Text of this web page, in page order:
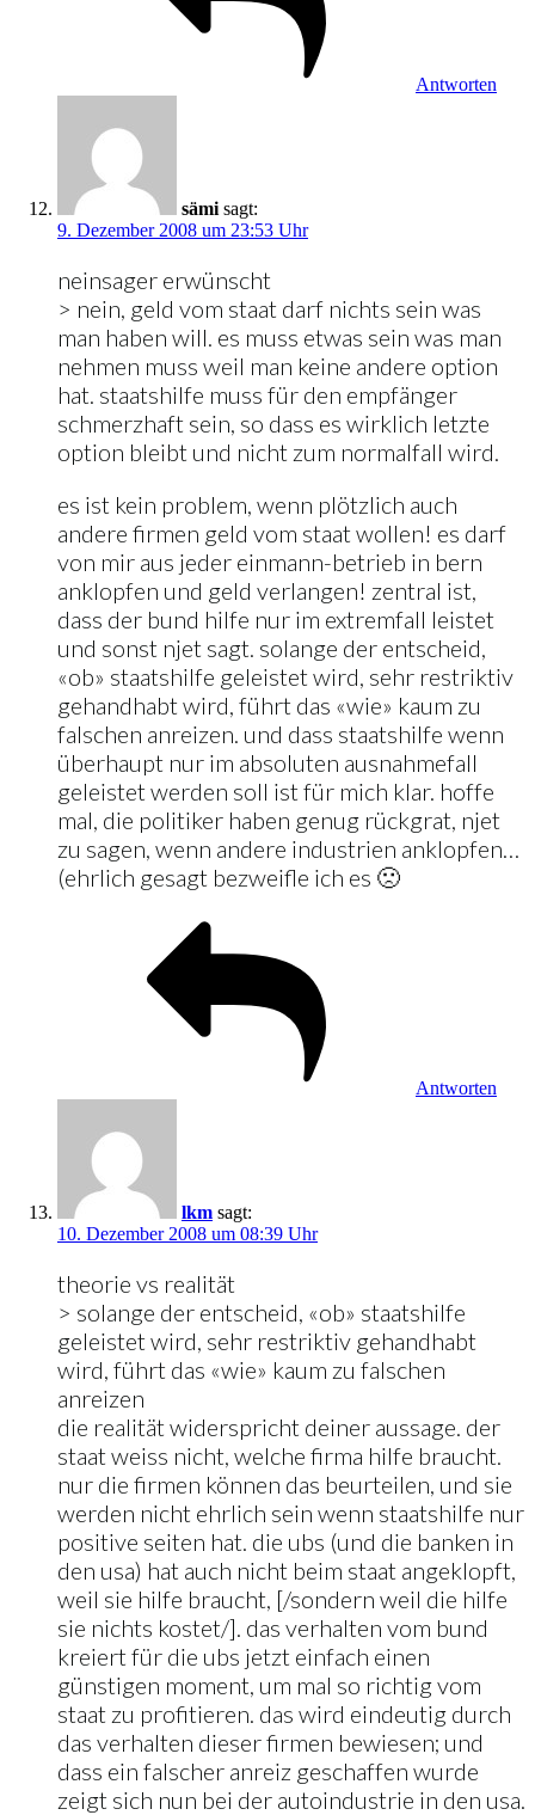
Antworten
sämi sagt:
9. Dezember 2008 um 23:53 Uhr
neinsager erwünscht
> nein, geld vom staat darf nichts sein was
man haben will. es muss etwas sein was man
nehmen muss weil man keine andere option
hat. staatshilfe muss für den empfänger
schmerzhaft sein, so dass es wirklich letzte
option bleibt und nicht zum normalfall wird.
es ist kein problem, wenn plötzlich auch
andere firmen geld vom staat wollen! es darf
von mir aus jeder einmann-betrieb in bern
anklopfen und geld verlangen! zentral ist,
dass der bund hilfe nur im extremfall leistet
und sonst njet sagt. solange der entscheid,
«ob» staatshilfe geleistet wird, sehr restriktiv
gehandhabt wird, führt das «wie» kaum zu
falschen anreizen. und dass staatshilfe wenn
überhaupt nur im absoluten ausnahmefall
geleistet werden soll ist für mich klar. hoffe
mal, die politiker haben genug rückgrat, njet
zu sagen, wenn andere industrien anklopfen…
(ehrlich gesagt bezweifle ich es 🙁
Antworten
lkm sagt:
10. Dezember 2008 um 08:39 Uhr
theorie vs realität
> solange der entscheid, «ob» staatshilfe
geleistet wird, sehr restriktiv gehandhabt
wird, führt das «wie» kaum zu falschen
anreizen
die realität widerspricht deiner aussage. der
staat weiss nicht, welche firma hilfe braucht.
nur die firmen können das beurteilen, und sie
werden nicht ehrlich sein wenn staatshilfe nur
positive seiten hat. die ubs (und die banken in
den usa) hat auch nicht beim staat angeklopft,
weil sie hilfe braucht, [/sondern weil die hilfe
sie nichts kostet/]. das verhalten vom bund
kreiert für die ubs jetzt einfach einen
günstigen moment, um mal so richtig vom
staat zu profitieren. das wird eindeutig durch
das verhalten dieser firmen bewiesen; und
dass ein falscher anreiz geschaffen wurde
zeigt sich nun bei der autoindustrie in den usa.